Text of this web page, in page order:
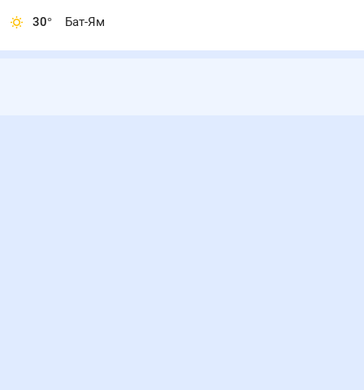
30° Бат-Ям